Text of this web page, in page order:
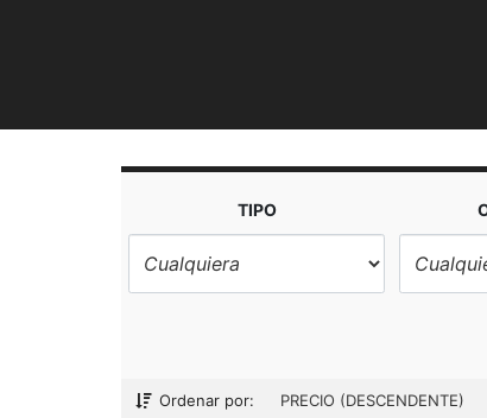
TIPO
Ordenar por: PRECIO (DESCENDENTE)